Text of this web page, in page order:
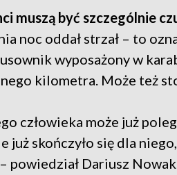
muszą być szczególnie
noc oddał strzał – to
wyposażony w
kilometra. Może też
człowieka może już
już skończyło się dla
powiedział Dariusz